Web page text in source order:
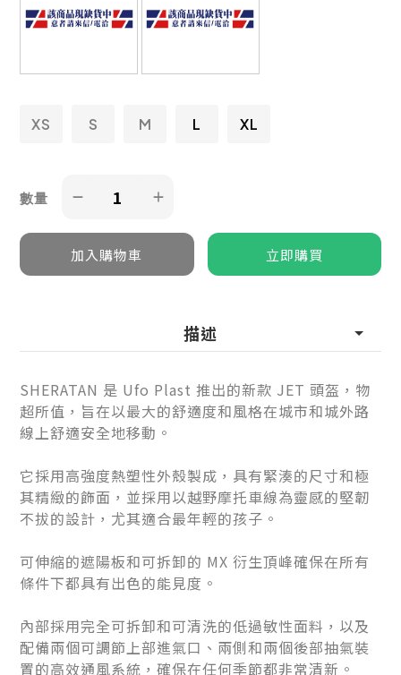
XS S M L XL
數量
描述
SHERATAN 是 Ufo Plast 推出的新款 JET 頭盔，物
超所值，旨在以最大的舒適度和風格在城市和城外路
線上舒適安全地移動。
它採用高強度熱塑性外殼製成，具有緊湊的尺寸和極
其精緻的飾面，並採用以越野摩托車線為靈感的堅韌
不拔的設計，尤其適合最年輕的孩子。
可伸縮的遮陽板和可拆卸的 MX 衍生頂峰確保在所有
條件下都具有出色的能見度。
內部採用完全可拆卸和可清洗的低過敏性面料，以及
配備兩個可調節上部進氣口、兩側和兩個後部抽氣裝
置的高效通風系統，確保在任何季節都非常清新。